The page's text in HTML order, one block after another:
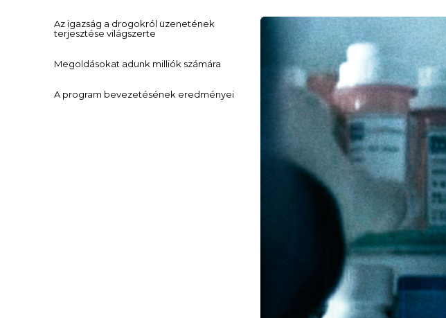
Az igazság a drogokról üzenetének
terjesztése világszerte
Megoldásokat adunk milliók számára
A program bevezetésének eredményei